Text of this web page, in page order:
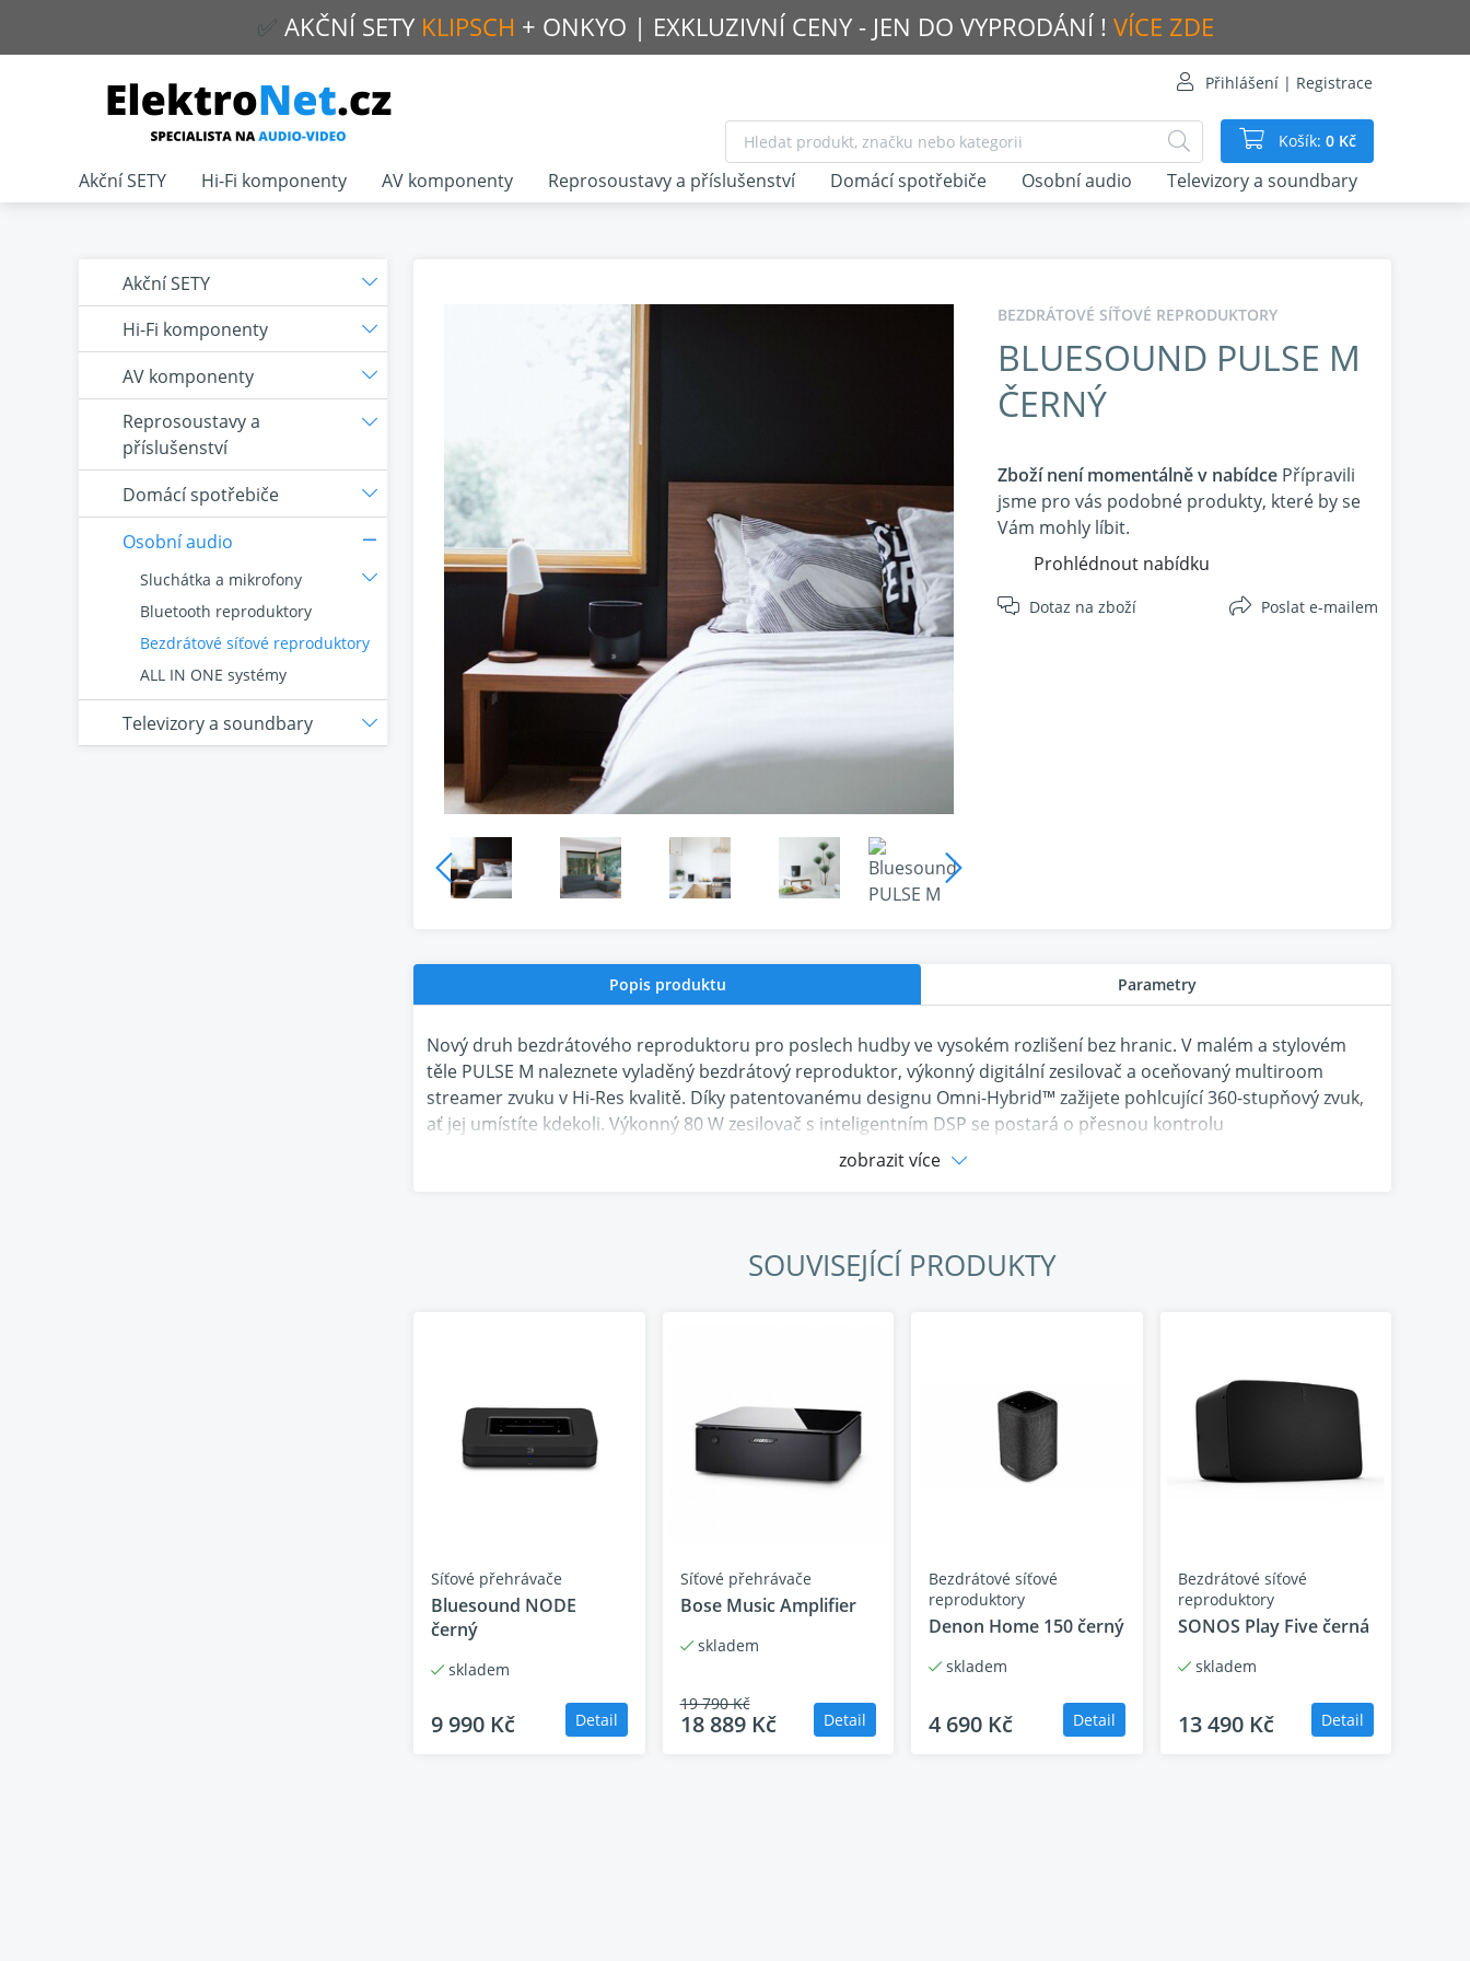
✅ AKČNÍ SETY KLIPSCH + ONKYO | EXKLUZIVNÍ CENY - JEN DO VYPRODÁNÍ ! VÍCE ZDE
Přihlášení | Registrace
Košík: 0 Kč
BEZDRÁTOVÉ SÍŤOVÉ REPRODUKTORY
BLUESOUND PULSE M
ČERNÝ
Zboží není momentálně v nabídcePřípravili
jsme pro vás podobné produkty, které by se
Vám mohly líbit.
Prohlédnout nabídku
Dotaz na zboží Poslat e-mailem
Popis produktu Parametry
Nový druh bezdrátového reproduktoru pro poslech hudby ve vysokém rozlišení bez hranic. V malém a stylovém
těle PULSE M naleznete vyladěný bezdrátový reproduktor, výkonný digitální zesilovač a oceňovaný multiroom
streamer zvuku v Hi-Res kvalitě. Díky patentovanému designu Omni-Hybrid™ zažijete pohlcující 360-stupňový zvuk,
ať jej umístíte kdekoli. Výkonný 80 W zesilovač s inteligentním DSP se postará o přesnou kontrolu
133 mm basového měniče a dvou 19 mm výškových měničů pro čistý a svěží zvuk téměř z jakéhokoli úhlu. Stačí si
aktivní bezdrátový multiroom reproduktor typu vše v jednom
patentovaný design Omni-Hybrid™ pro pohlcující 360-stupňový zvuk
široká škála podporovaných hudebních služeb včetně Spotify, Tidal nebo Deezer
možnost spárování s jinými Bluesound reproduktory v rámci jedné domácnosti
dva reproduktory PULSE M umí vytvořit stereo pár nebo zadní kanál domácího kina
pro vylepšení basů lze připojit bezdrátový subwoofer
Bluesound PULSE SUB+
podpora Hi-Res kvality zvuku až 24-bit / 192 kHz včetně dekódování MQA
zobrazit více
SOUVISEJÍCÍ PRODUKTY
Síťové přehrávače
Bluesound NODE
černý
skladem
9 990 Kč Detail
Síťové přehrávače
Bose Music Amplifier
skladem
19 790 Kč
18 889 Kč Detail
Bezdrátové síťové
reproduktory
Denon Home 150 černý
skladem
4 690 Kč Detail
Bezdrátové síťové
reproduktory
SONOS Play Five černá
skladem
13 490 Kč Detail
Akční SETY
Hi-Fi komponenty
AV komponenty
Reprosoustavy a
příslušenství
Domácí spotřebiče
Osobní audio
Sluchátka a mikrofony
Bluetooth reproduktory
Bezdrátové síťové reproduktory
ALL IN ONE systémy
Televizory a soundbary
Akční SETY Hi-Fi komponenty AV komponenty Reprosoustavy a příslušenství Domácí spotřebiče Osobní audio Televizory a soundbary